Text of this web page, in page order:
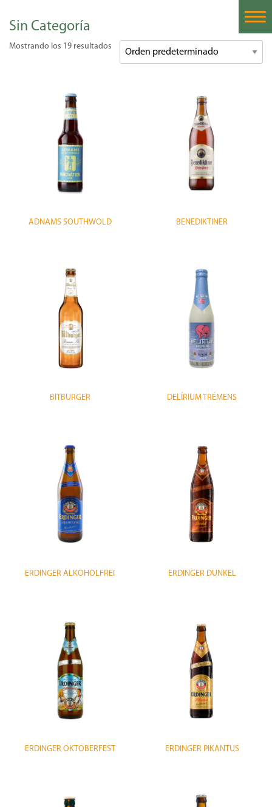
Home
Cervezas Importadas
Proceso de la Cerveza
Catas de Cerveza
Contáctanos
Sin Categoría
Mostrando los 19 resultados
ADNAMS SOUTHWOLD BENEDIKTINER
BITBURGER DELÍRIUM TRÉMENS
ERDINGER ALKOHOLFREI ERDINGER DUNKEL
ERDINGER OKTOBERFEST ERDINGER PIKANTUS